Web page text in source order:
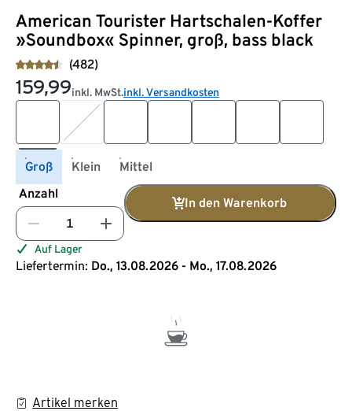
American Tourister Hartschalen-Koffer
»Soundbox« Spinner, groß, bass black
(482)
159,99inkl. MwSt.inkl. Versandkosten
Groß Klein
Mittel
Anzahl
In den Warenkorb
Auf Lager
Liefertermin: Do., 13.08.2026 - Mo., 17.08.2026
Artikel merken